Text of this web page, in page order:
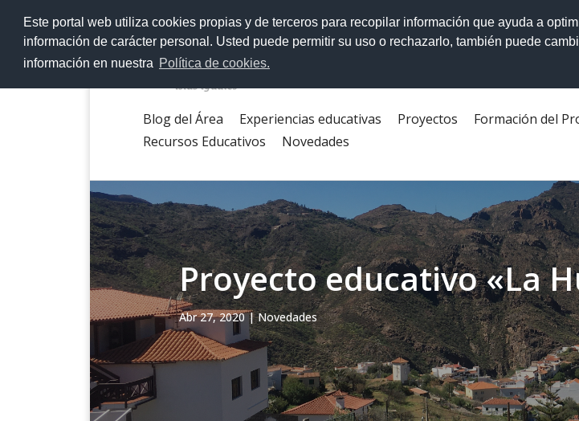
Este portal web utiliza cookies propias y de terceros para recopilar información que ayuda a
información de carácter personal. Usted puede permitir su uso o rechazarlo, también puede
información en nuestra Política de cookies.
Blog del Área Experiencias educativas Proyectos
Formación del
Recursos Educativos
Novedades
Proyecto educativo «La
Abr 27, 2020|Novedades